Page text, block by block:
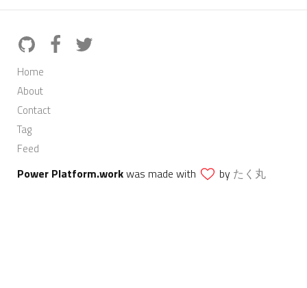
Home
About
Contact
Tag
Feed
Power Platform.workwas made with by たく丸